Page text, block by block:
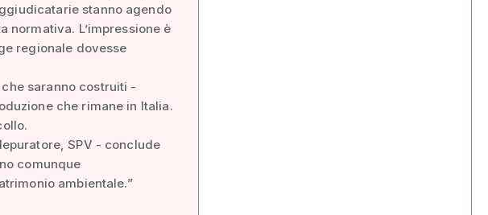
stanno agendo
L’impressione è
regionale dovesse
saranno costruiti -
che rimane in Italia.
SPV - conclude
comunque
ambientale.”